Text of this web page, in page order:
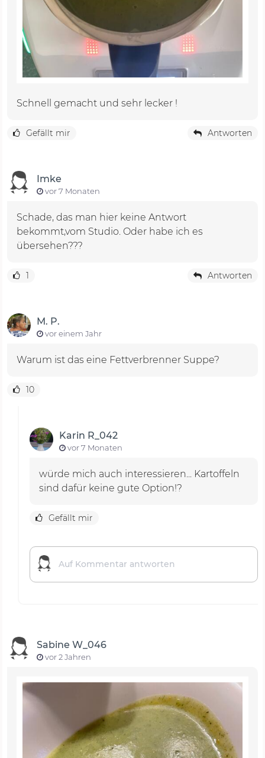
Schnell gemacht und sehr lecker !
Gefällt mir Antworten
Imke
vor 7 Monaten
Schade, das man hier keine Antwort
bekommt,vom Studio. Oder habe ich es
übersehen???
1 Antworten
M. P.
vor einem Jahr
Warum ist das eine Fettverbrenner Suppe?
10
Karin R_042
vor 7 Monaten
würde mich auch interessieren... Kartoffeln
sind dafür keine gute Option!?
Gefällt mir
Sabine W_046
vor 2 Jahren